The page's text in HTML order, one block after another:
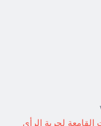
لحرية الرأي